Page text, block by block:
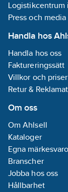
Logistikcentrum
Press och media
Handla hos
Handla hos oss
Faktureringssätt
Villkor och priser
Retur &
Om oss
Om Ahlsell
Kataloger
Egna
Branscher
Jobba hos oss
Hållbarhet